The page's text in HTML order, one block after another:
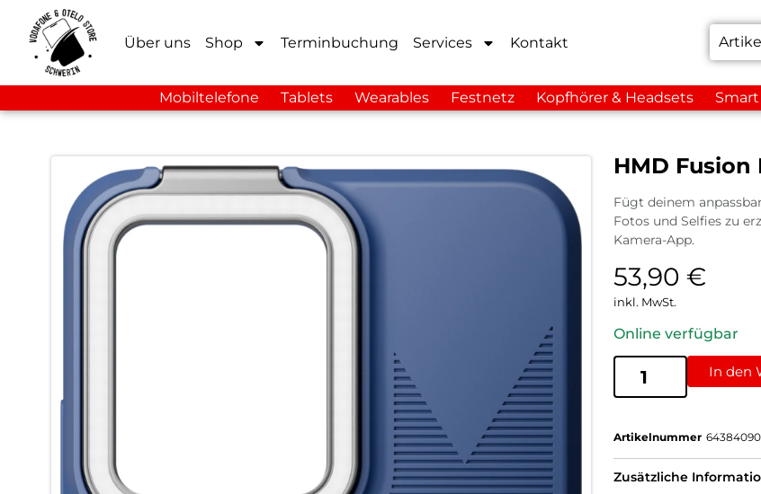
Über uns Shop Terminbuchung Services Kontakt
Mobiltelefone Tablets Wearables Festnetz Kopfhörer & Headsets
HMD
Fügt deinem
Fotos und Selfies zu
Kamera-App.
53,90 €
inkl. MwSt.
Online verfügbar
In den
Artikelnummer
Zusätzliche